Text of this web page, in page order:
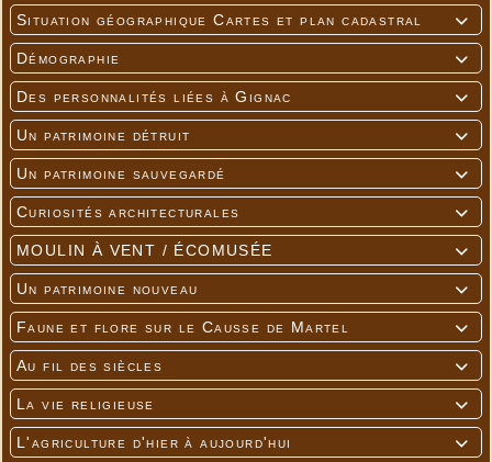

Situation géographique Cartes et plan cadastral

Démographie

Des personnalités liées à Gignac

Un patrimoine détruit

Un patrimoine sauvegardé

Curiosités architecturales

MOULIN À VENT / ÉCOMUSÉE

Un patrimoine nouveau

Faune et flore sur le Causse de Martel

Au fil des siècles

La vie religieuse

L'agriculture d'hier à aujourd'hui